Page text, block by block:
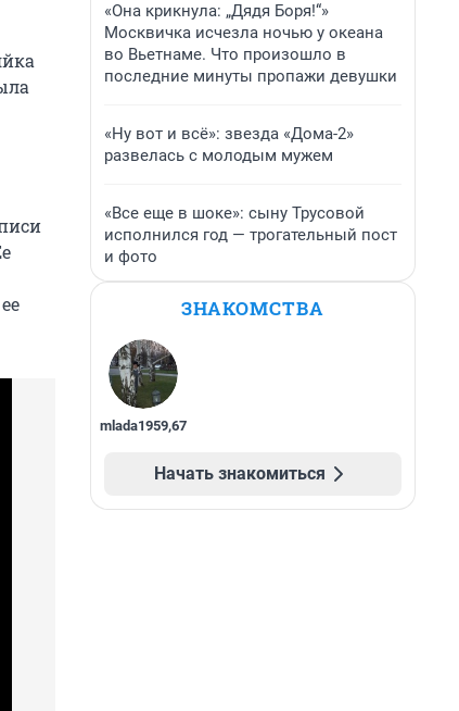
«Она крикнула: „Дядя Боря!“»
Москвичка исчезла ночью у океана
во Вьетнаме. Что произошло в
последние минуты пропажи девушки
«Ну вот и всё»: звезда «Дома-2»
развелась с молодым мужем
«Все еще в шоке»: сыну Трусовой
исполнился год — трогательный пост
и фото
ЗНАКОМСТВА
mlada1959,67
Начать знакомиться